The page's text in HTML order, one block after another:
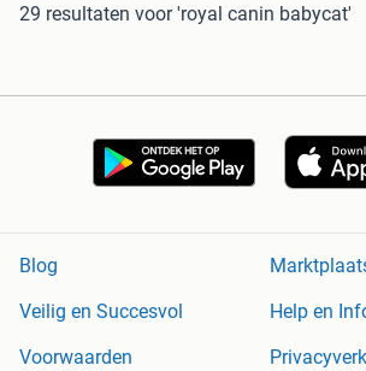
29 resultaten voor 'royal canin babycat'
Blog
Veilig en Succesvol
Help en
Voorwaarden